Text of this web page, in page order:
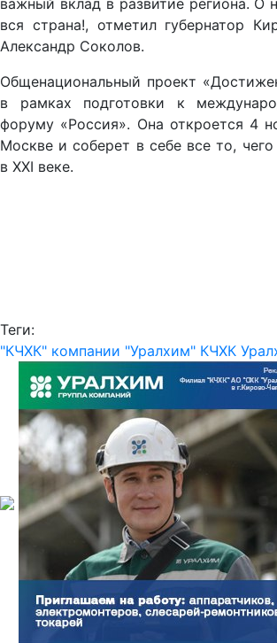
важный вклад в развитие региона. О
вся страна!, отметил губернатор
Александр Соколов.
Общенациональный проект
в рамках подготовки к
форуму «Россия». Она откроется 4
Москве и соберет в себе все то, чего
в XXI веке.
Теги:
"КЧХК" компании "Уралхим" КЧХК